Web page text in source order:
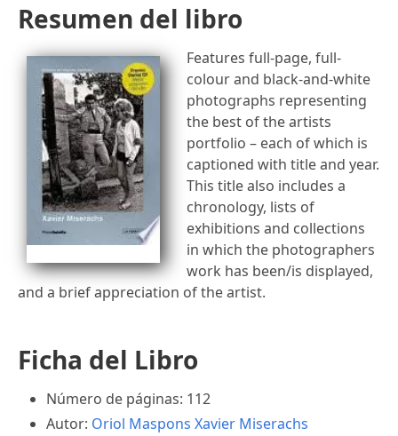
Resumen del libro
Features full-page, full-
colour and black-and-white
photographs representing
the best of the artists
portfolio – each of which is
captioned with title and year.
This title also includes a
chronology, lists of
exhibitions and collections
in which the photographers
work has been/is displayed,
and a brief appreciation of the artist.
Ficha del Libro
Número de páginas: 112
Autor: Oriol Maspons Xavier Miserachs